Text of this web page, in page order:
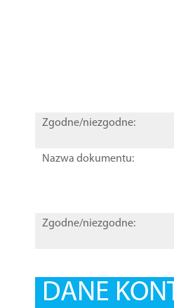
Zgodne/niezgodne:
Nazwa dokumentu:
Zgodne/niezgodne:
DANE